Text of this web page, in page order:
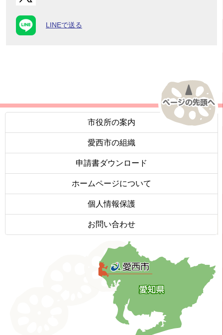
LINEで送る
市役所の案内
愛西市の組織
申請書ダウンロード
ホームページについて
個人情報保護
お問い合わせ